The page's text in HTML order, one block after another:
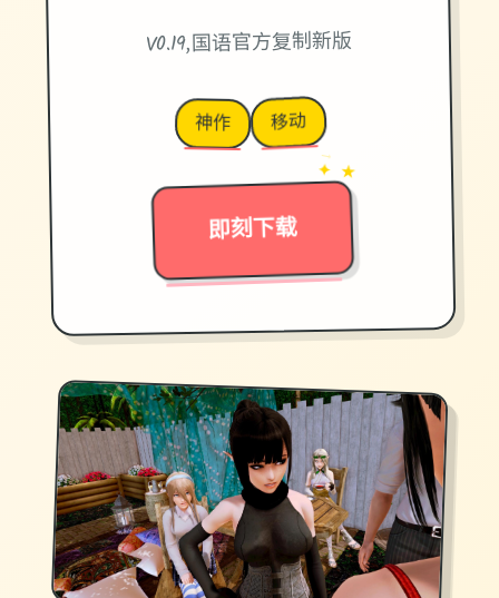
V0.19,国语官方复制新版
神作 移动
即刻下载
→
✦ ★